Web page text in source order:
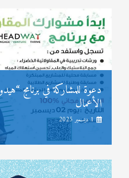
دعوة للمشاركة في برنامج
الأعمال
1 ديسمبر 2025